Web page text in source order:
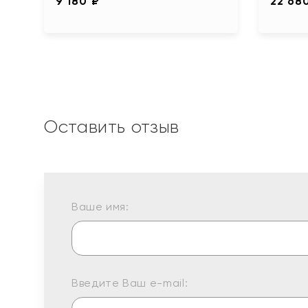
Оставить отзыв
Ваше имя:
Введите Ваш e-mail: